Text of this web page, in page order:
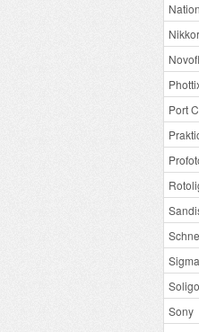
Nikkor
Port
Sigma
Sony